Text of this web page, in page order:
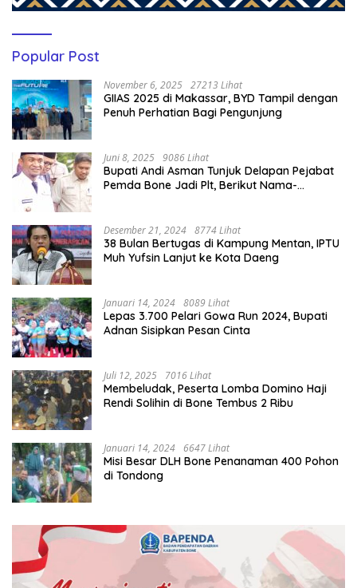
Popular Post
November 6, 2025 27213 Lihat
GIIAS 2025 di Makassar, BYD Tampil dengan
Penuh Perhatian Bagi Pengunjung
Juni 8, 2025 9086 Lihat
Bupati Andi Asman Tunjuk Delapan Pejabat
Pemda Bone Jadi Plt, Berikut Nama-
Desember 21, 2024 8774 Lihat
38 Bulan Bertugas di Kampung Mentan, IPTU
Muh Yufsin Lanjut ke Kota Daeng
Januari 14, 2024 8089 Lihat
Lepas 3.700 Pelari Gowa Run 2024, Bupati
Adnan Sisipkan Pesan Cinta
Juli 12, 2025 7016 Lihat
Membeludak, Peserta Lomba Domino Haji
Rendi Solihin di Bone Tembus 2 Ribu
Januari 14, 2024 6647 Lihat
Misi Besar DLH Bone Penanaman 400 Pohon
di Tondong